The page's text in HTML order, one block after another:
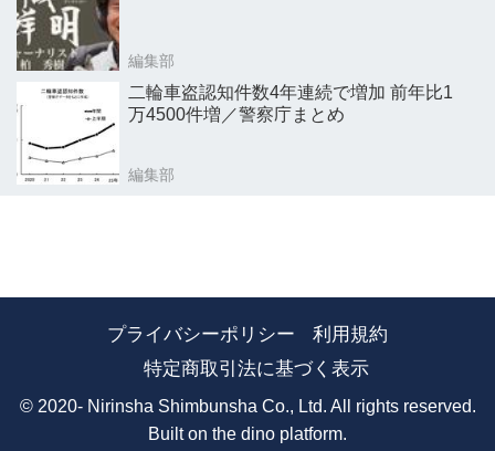
編集部
二輪車盗認知件数4年連続で増加 前年比1
万4500件増／警察庁まとめ
編集部
プライバシーポリシー
利用規約
特定商取引法に基づく表示
© 2020- Nirinsha Shimbunsha Co., Ltd. All rights reserved.
Built on the dino platform.